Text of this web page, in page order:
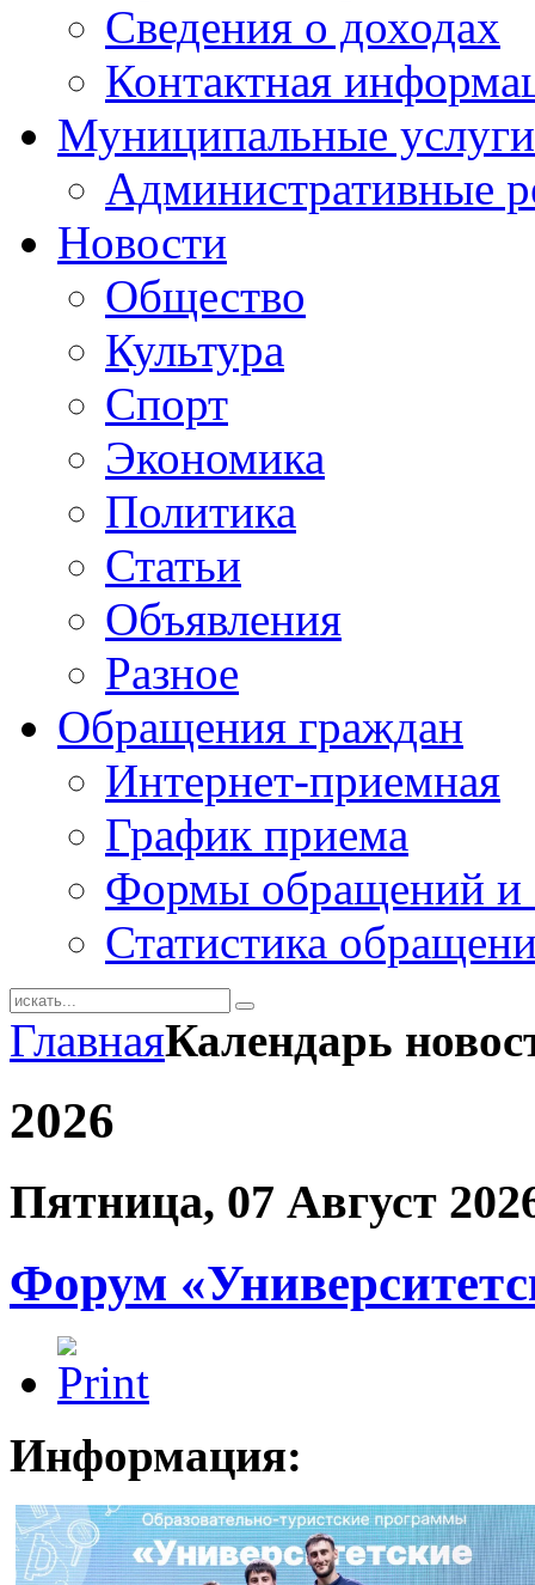
Сведения о доходах
Контактная
Муниципальные услуги
Административные
Новости
Общество
Культура
Спорт
Экономика
Политика
Статьи
Объявления
Разное
Обращения граждан
Интернет-приемная
График приема
Формы обращений и
Статистика
ГлавнаяКалендарь
2026
Пятница, 07 Август
Форум
Информация: